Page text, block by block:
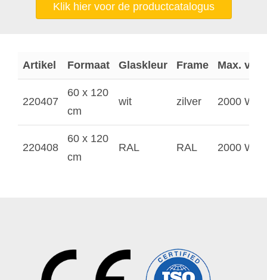
Klik hier voor de productcatalogus
Artikel Formaat Glaskleur Frame Max.
220407
60 x 120
cm
wit zilver 2000 W
220408
60 x 120
cm
RAL RAL 2000 W